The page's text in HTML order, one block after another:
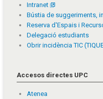
Intranet
Bústia de suggeriments,
Reserva d'Espais i
Delegació estudiants
Obrir incidència TIC
Accesos directes UPC
Atenea